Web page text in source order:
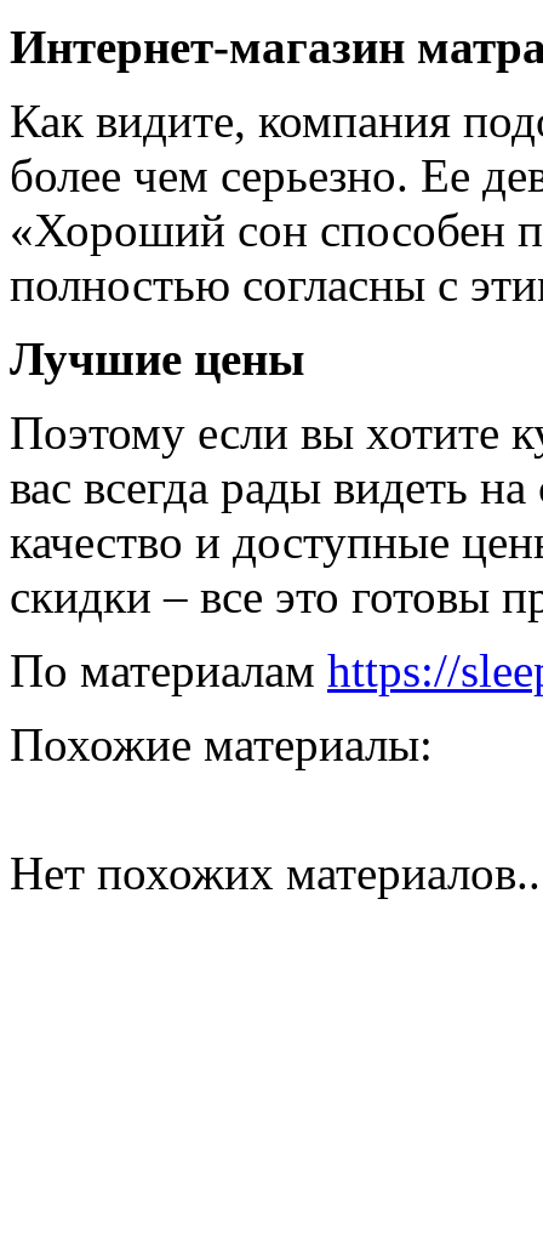
Интернет-магазин
Как видите, компания
более чем серьезно. Ее
«Хороший сон способен
полностью согласны с
Лучшие цены
Поэтому если вы хотите
вас всегда рады видеть
качество и доступные
скидки – все это готовы
По материалам https://
Похожие материалы:
Нет похожих